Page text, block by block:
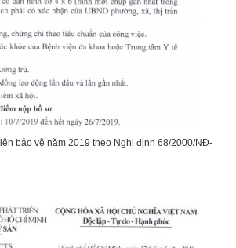
bảo vệ năm 2019 theo Nghị định 68/2000/NĐ-